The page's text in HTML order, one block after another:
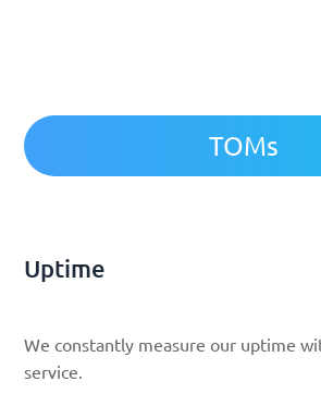
TOMs
Uptime
We constantly measure our uptime
service.